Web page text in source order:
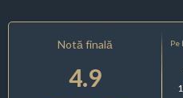
Notă finală
4.9
Pe